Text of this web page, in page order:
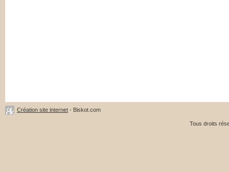
Création site internet - Biskot.com
Tous droits